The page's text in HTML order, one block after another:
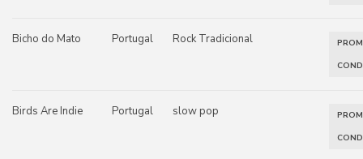
Bicho do Mato Portugal Rock Tradicional
Birds Are Indie Portugal slow pop